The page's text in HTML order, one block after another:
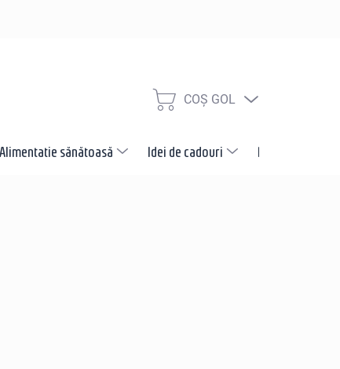
COŞ
COŞ GOL
Alimentatie sănătoasă Idei de cadouri Promotii